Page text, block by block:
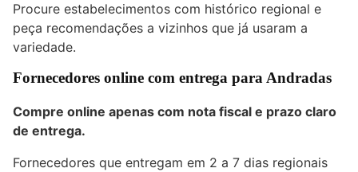
Procure estabelecimentos com histórico regional e
peça recomendações a vizinhos que já usaram a
variedade.
Fornecedores online com entrega para Andradas
Compre online apenas com nota fiscal e prazo claro
de entrega.
Fornecedores que entregam em 2 a 7 dias regionais